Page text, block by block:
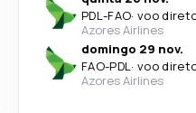
PDL-FAO· voo
Azores Airlines
domingo 29 nov.
FAO-PDL· voo
Azores Airlines